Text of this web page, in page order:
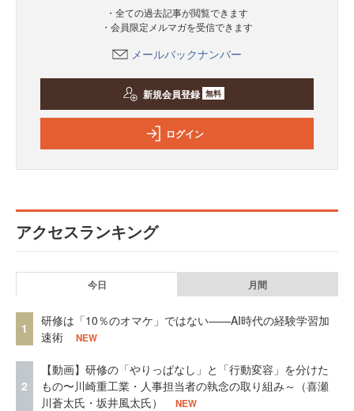
・全ての過去記事が閲覧できます
・会員限定メルマガを受信できます
メールバックナンバー
新規会員登録 無料
ログイン
アクセスランキング
今日 月間
1
研修は「10％のオマケ」ではない——AI時代の経験学習加
速術
NEW
2
【動画】研修の「やりっぱなし」と「行動変容」を分けた
もの〜川崎重工業・人事担当者の執念の取り組み～（喜瀬
川蒼太氏・坂井風太氏）
NEW